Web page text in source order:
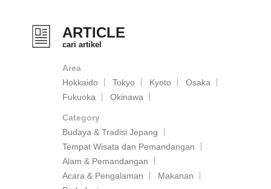
ARTICLE
cari artikel
Area
Hokkaido
Tokyo Kyoto
Osaka
Fukuoka
Okinawa
Category
Budaya & Tradisi Jepang
Tempat Wisata dan Pemandangan
Alam & Pemandangan
Acara & Pengalaman
Makanan